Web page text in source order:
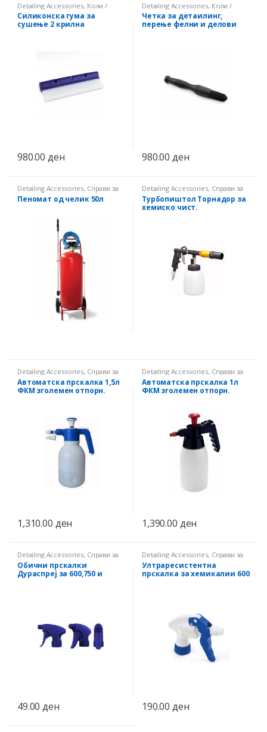
Detailing Accessories, Коли /
Камиони / Бродови
Силиконска гума за
сушење 2 крилна
980.00ден
Detailing Accessories, Коли /
Камиони / Бродови
Четка за детаилинг,
перење фелни и делови
980.00ден
Detailing Accessories, Справи за
распрскување
Пеномат од челик 50л
Detailing Accessories, Справи за
распрскување
Турбопиштол Торнадор за
хемиско чист.
Detailing Accessories, Справи за
распрскување
Автоматска прскалка 1,5л
ФКМ зголемен отпорн.
1,310.00 ден
Detailing Accessories, Справи за
распрскување
Автоматска прскалка 1л
ФКМ зголемен отпорн.
1,390.00 ден
Detailing Accessories, Справи за
распрскување
Обични прскалки
Дураспреј за 600,750 и
49.00ден
Detailing Accessories, Справи за
распрскување
Ултраресистентна
прскалка за хемикалии 600
190.00ден